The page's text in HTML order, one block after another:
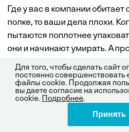
Где у вас в компании обитает
полке, то ваши дела плохи.
пытаются поплотнее
они и начинают умирать. А
живое, бьющееся сердце
грамотно составлены и
пользуясь ими, вы будете
Именно эти правила
реализовывать ее
к внешним условиям и
Для того, чтобы сделать сайт
постоянно совершенствовать
файлы cookie. Продолжая
вы даете согласие на
cookie.
Подробнее.
Принять